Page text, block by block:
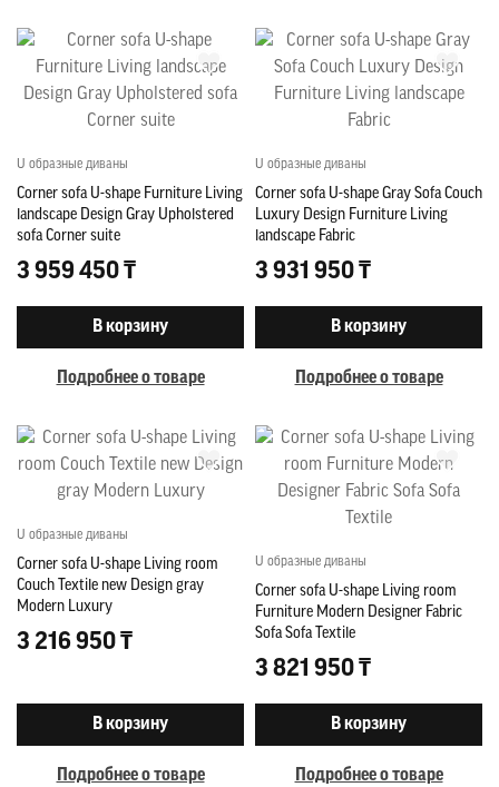
U образные диваны
Corner sofa U-shape Furniture Living
landscape Design Gray Upholstered
sofa Corner suite
3 959 450 ₸
В корзину
Подробнее о товаре
U образные диваны
Corner sofa U-shape Gray Sofa Couch
Luxury Design Furniture Living
landscape Fabric
3 931 950 ₸
В корзину
Подробнее о товаре
U образные диваны
Corner sofa U-shape Living room
Couch Textile new Design gray
Modern Luxury
3 216 950 ₸
В корзину
Подробнее о товаре
U образные диваны
Corner sofa U-shape Living room
Furniture Modern Designer Fabric
Sofa Sofa Textile
3 821 950 ₸
В корзину
Подробнее о товаре